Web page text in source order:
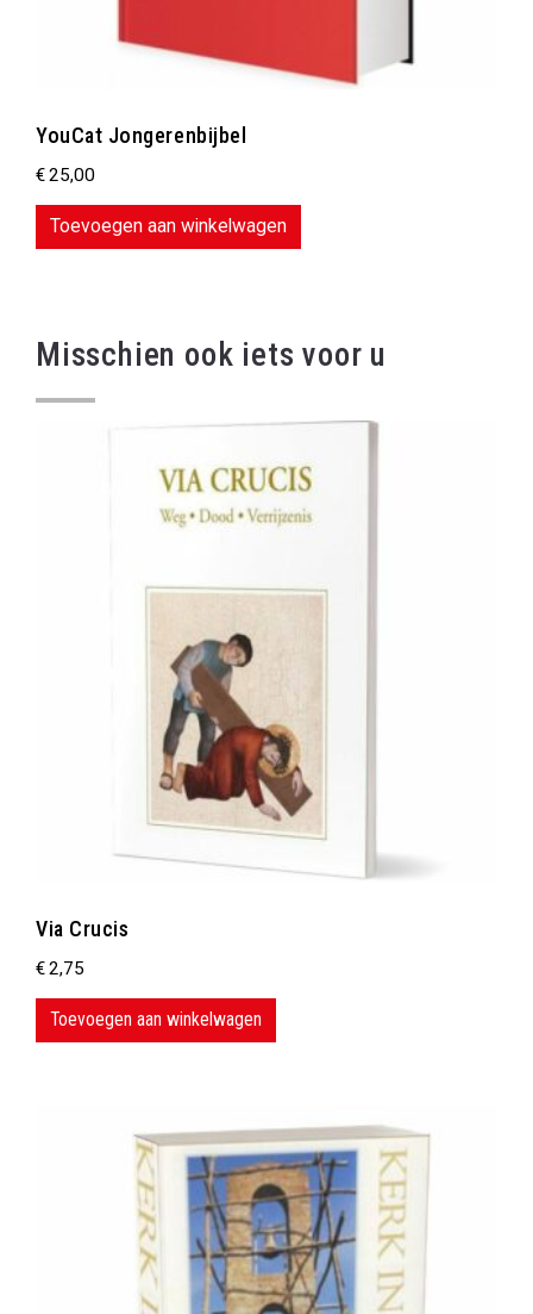
YouCat Jongerenbijbel
€25,00
Toevoegen aan winkelwagen
Misschien ook iets voor u
Via Crucis
€2,75
Toevoegen aan winkelwagen